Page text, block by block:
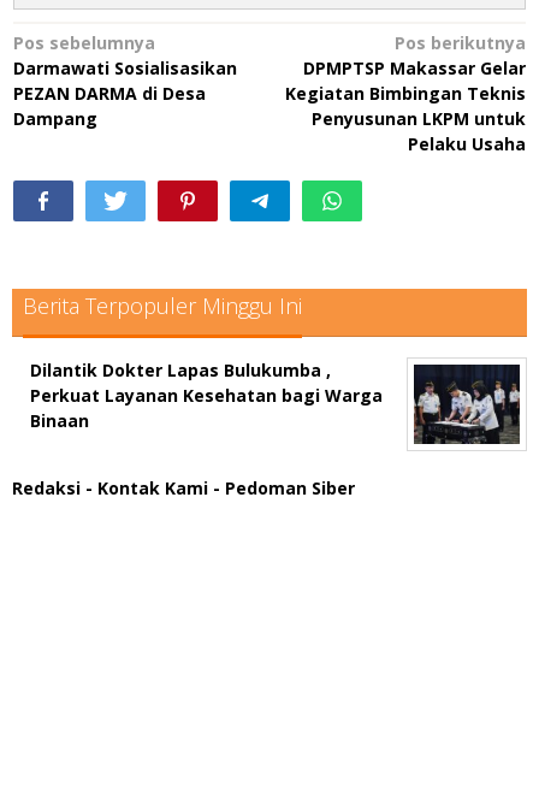
Navigasi
pos
Pos sebelumnya
Darmawati Sosialisasikan
PEZAN DARMA di Desa
Dampang
Pos berikutnya
DPMPTSP Makassar Gelar
Kegiatan Bimbingan Teknis
Penyusunan LKPM untuk
Pelaku Usaha
Berita Terpopuler Minggu Ini
Dilantik Dokter Lapas Bulukumba ,
Perkuat Layanan Kesehatan bagi Warga
Binaan
Redaksi - Kontak Kami - Pedoman Siber